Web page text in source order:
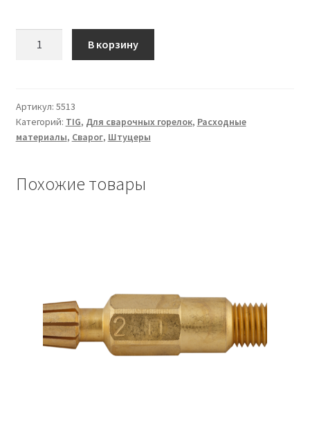
(D9)
ITY8065
В корзину
Артикул: 5513
Категорий: TIG, Для сварочных горелок, Расходные
материалы, Сварог, Штуцеры
Похожие товары